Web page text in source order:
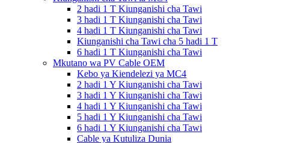
2 hadi 1 T Kiunganishi cha Tawi
3 hadi 1 T Kiunganishi cha Tawi
4 hadi 1 T Kiunganishi cha Tawi
Kiunganishi cha Tawi cha 5 hadi 1 T
6 hadi 1 T Kiunganishi cha Tawi
Mkutano wa PV Cable OEM
Kebo ya Kiendelezi ya MC4
2 hadi 1 Y Kiunganishi cha Tawi
3 hadi 1 Y Kiunganishi cha Tawi
4 hadi 1 Y Kiunganishi cha Tawi
5 hadi 1 Y Kiunganishi cha Tawi
6 hadi 1 Y Kiunganishi cha Tawi
Cable ya Kutuliza Dunia